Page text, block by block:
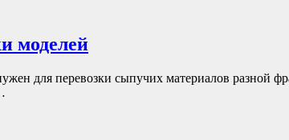
моделей
для перевозки сыпучих материалов разной